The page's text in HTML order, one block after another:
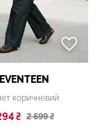
коричневий
₴ 2 699 ₴